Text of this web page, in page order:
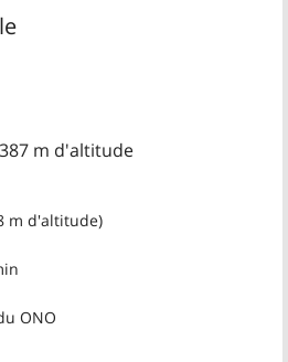
m d'altitude
m d'altitude)
ONO